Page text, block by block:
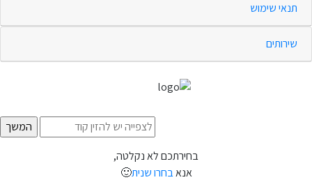
תנאי שימוש
שירותים
בחירתכם לא נקלטה,
אנאבחרו שנית🙂